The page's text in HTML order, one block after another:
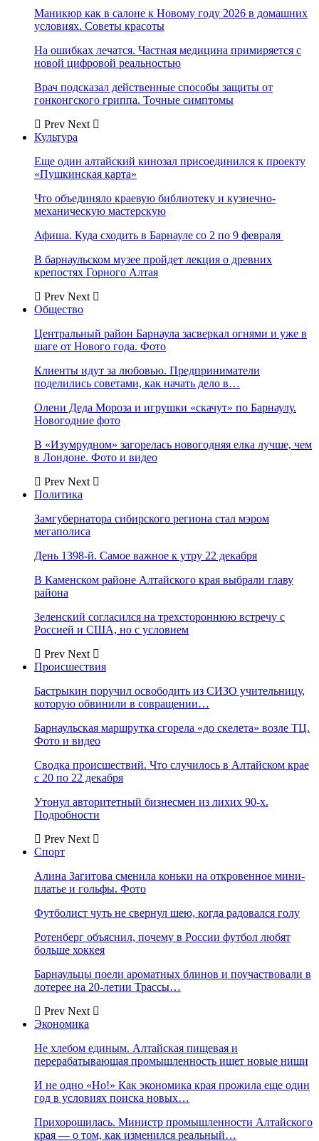
Маникюр как в салоне к Новому году 2026 в домашних
условиях. Советы красоты
На ошибках лечатся. Частная медицина примиряется с
новой цифровой реальностью
Врач подсказал действенные способы защиты от
гонконгского гриппа. Точные симптомы
Prev Next
Культура
Еще один алтайский кинозал присоединился к проекту
«Пушкинская карта»
Что объединяло краевую библиотеку и кузнечно-
механическую мастерскую
Афиша. Куда сходить в Барнауле со 2 по 9 февраля
В барнаульском музее пройдет лекция о древних
крепостях Горного Алтая
Prev Next
Общество
Центральный район Барнаула засверкал огнями и уже в
шаге от Нового года. Фото
Клиенты идут за любовью. Предприниматели
поделились советами, как начать дело в…
Олени Деда Мороза и игрушки «скачут» по Барнаулу.
Новогодние фото
В «Изумрудном» загорелась новогодняя елка лучше, чем
в Лондоне. Фото и видео
Prev Next
Политика
Замгубернатора сибирского региона стал мэром
мегаполиса
День 1398-й. Самое важное к утру 22 декабря
В Каменском районе Алтайского края выбрали главу
района
Зеленский согласился на трехстороннюю встречу с
Россией и США, но с условием
Prev Next
Происшествия
Бастрыкин поручил освободить из СИЗО учительницу,
которую обвинили в совращении…
Барнаульская маршрутка сгорела «до скелета» возле ТЦ.
Фото и видео
Сводка происшествий. Что случилось в Алтайском крае
с 20 по 22 декабря
Утонул авторитетный бизнесмен из лихих 90-х.
Подробности
Prev Next
Спорт
Алина Загитова сменила коньки на откровенное мини-
платье и гольфы. Фото
Футболист чуть не свернул шею, когда радовался голу
Ротенберг объяснил, почему в России футбол любят
больше хоккея
Барнаульцы поели ароматных блинов и поучаствовали в
лотерее на 20-летии Трассы…
Prev Next
Экономика
Не хлебом единым. Алтайская пищевая и
перерабатывающая промышленность ищет новые ниши
И не одно «Но!» Как экономика края прожила еще один
год в условиях поиска новых…
Прихорошилась. Министр промышленности Алтайского
края — о том, как изменился реальный…